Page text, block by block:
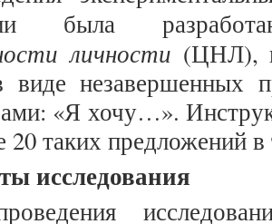
была
личности (ЦНЛ),
виде незавершенных
«Я хочу…».
20 таких предложений
исследования